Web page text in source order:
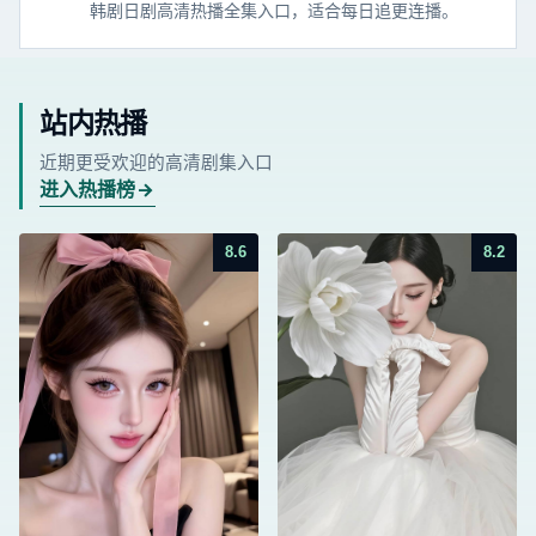
韩剧日剧高清热播全集入口，适合每日追更连播。
站内热播
近期更受欢迎的高清剧集入口
进入热播榜
8.6 8.2